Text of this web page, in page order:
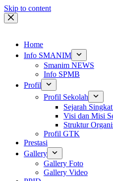
Skip to content
Home
Info SMANIM
Smanim NEWS
Info SPMB
Profil
Profil Sekolah
Sejarah
Visi dan Misi
Struktur
Profil GTK
Prestasi
Gallery
Gallery Foto
Gallery Video